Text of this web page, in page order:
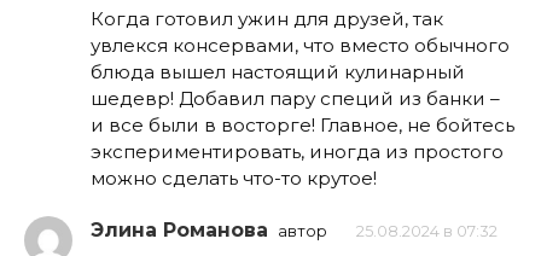
Когда готовил ужин для друзей, так
увлекся консервами, что вместо обычного
блюда вышел настоящий кулинарный
шедевр! Добавил пару специй из банки –
и все были в восторге! Главное, не бойтесь
экспериментировать, иногда из простого
можно сделать что-то крутое!
Элина Романова автор 25.08.2024 в 07:32